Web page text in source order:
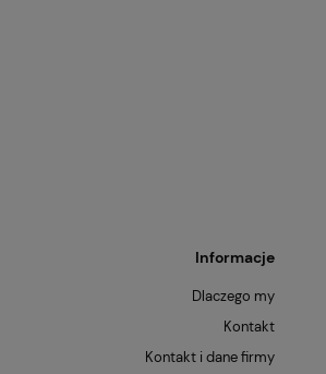
Informacje
Dlaczego my
Kontakt
Kontakt i dane firmy